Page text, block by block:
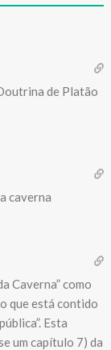
de Platão
caverna
Caverna” como
que está contido
Esta
um capítulo 7) da